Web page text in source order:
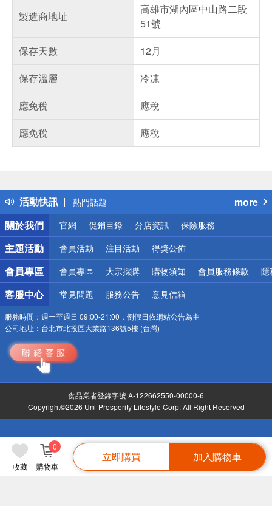
收藏 購物車
0
立即購買 加入購物車
製造商地址
高雄市湖內區中山路二段
51號
保存天數
12月
保存溫層
冷凍
應免稅
應稅
應免稅
應稅
活動快訊
得獎公告
熱門話題
銀行優惠
偏遠地區配送
詐騙網頁！請小心！
more
關於我們
官網 促銷目錄 分店資訊 保險服務
主題活動 會員活動 注目活動 得獎公佈
會員專區 會員專區 大宗採購 購物須知 會員服務條款 隱
客服中心 常見問題 服務公告 意見信箱
服務時間： 週一至週日 09:00-21:00，例假日依網站公告為主
公司地址： 台北市北投區大業路136號5樓 (台灣)
食品業者登錄字號 A-122662550-00000-6
Copyright©2026 Uni-Prosperity Lifestyle Corp. All Right Reserved